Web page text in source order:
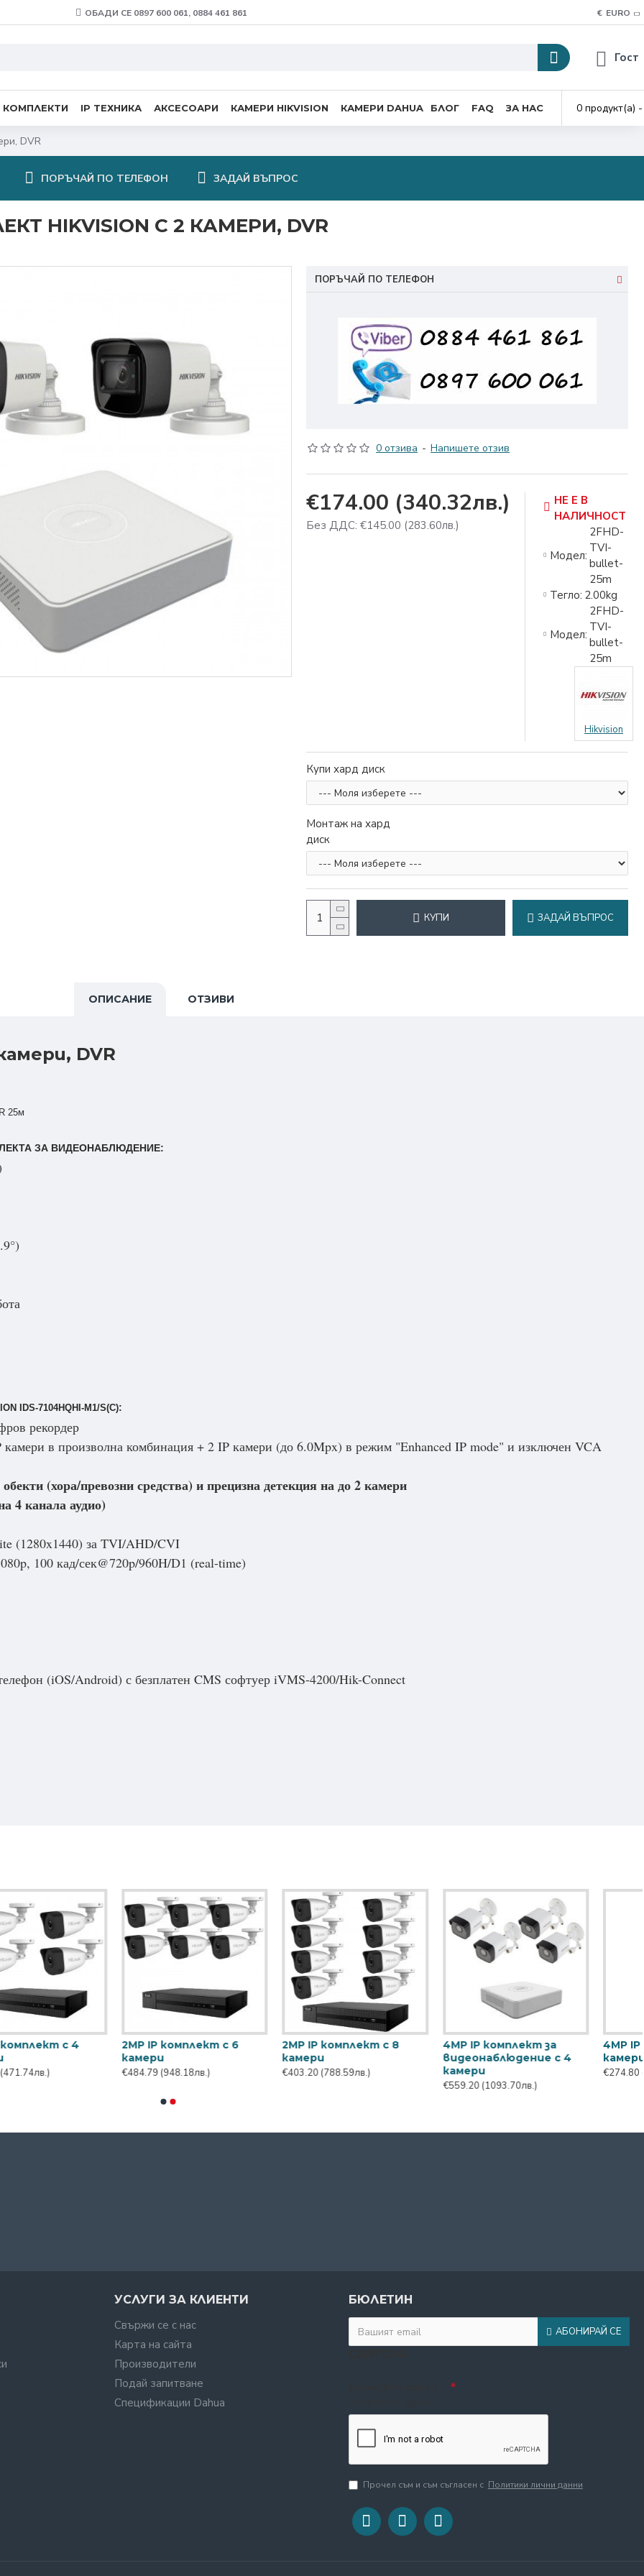
ОБАДИ СЕ 0897 600 061, 0884 461 861 € EURO
Гост
КОМПЛЕКТИ IP ТЕХНИКА АКСЕСОАРИ КАМЕРИ HIKVISION КАМЕРИ DAHUA БЛОГ FAQ ЗА НАС 0 продукт(а)
DVR
ПОРЪЧАЙ ПО ТЕЛЕФОН ЗАДАЙ ВЪПРОС
-11 %
HIKVISION С 2 КАМЕРИ, DVR
ПОРЪЧАЙ ПО ТЕЛЕФОН
0 отзива - Напишете отзив
€174.00 (340.32лв.)
Без ДДС: €145.00 (283.60лв.)
НЕ Е В
НАЛИЧНОСТ
Модел:
2FHD-
TVI-
bullet-
25m
Тегло: 2.00kg
Модел:
2FHD-
TVI-
bullet-
25m
Hikvision
Купи хард диск
Монтаж на хард
диск
КУПИ ЗАДАЙ ВЪПРОС
ОПИСАНИЕ ОТЗИВИ
DVR
25м
ЗА ВИДЕОНАБЛЮДЕНИЕ:
IDS-7104HQHI-M1/S(С):
рекордер
в произволна комбинация + 2 IP камери (до 6.0Mpx) в режим "Enhanced IP mode" и изключен VCA
(хора/превозни средства) и прецизна детекция на до 2 камери
4 канала аудио)
(1280x1440) за TVI/AHD/CVI
100 кад/сек@720p/960H/D1 (real-time)
(iOS/Android) с безплатен CMS софтуер iVMS-4200/Hik-Connect
3
4MP IP комплект с 4
(912.98лв.)
4MP IP комплект с 6
(1295.54лв.)
4MP IP комплект с 8
(1671.05лв.)
5MP комплект
HiLook с 8 камери,
(1072.57лв.)
УСЛУГИ ЗА КЛИЕНТИ
Свържи се с нас
Карта на сайта
Производители
Подай запитване
Спецификации Dahua
БЮЛЕТИН
АБОНИРАЙ СЕ
Прочел съм и съм съгласен с Политики лични данни